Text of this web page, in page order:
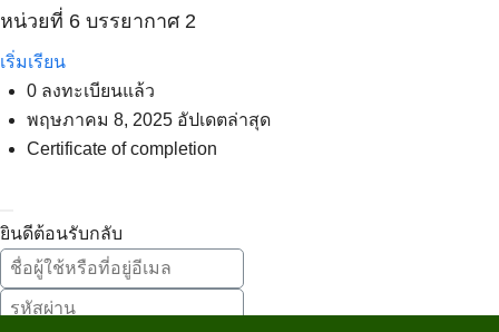
หน่วยที่ 6 บรรยากาศ 2
เริ่มเรียน
0 ลงทะเบียนแล้ว
พฤษภาคม 8, 2025 อัปเดตล่าสุด
Certificate of completion
ยินดีต้อนรับกลับ